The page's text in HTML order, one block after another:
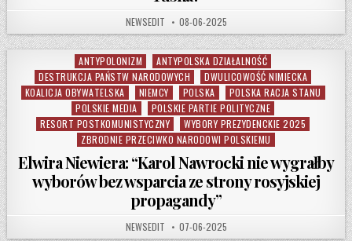
AUTHOR:
NEWSEDIT PUBLISHED DATE:
08-06-2025
Posted in
ANTYPOLONIZM
ANTYPOLSKA DZIAŁALNOŚĆ
DESTRUKCJA PAŃSTW NARODOWYCH
DWULICOWOŚĆ NIMIECKA
KOALICJA OBYWATELSKA
NIEMCY POLSKA
POLSKA RACJA STANU
POLSKIE MEDIA
POLSKIE PARTIE POLITYCZNE
RESORT POSTKOMUNISTYCZNY
WYBORY PREZYDENCKIE 2025
ZBRODNIE PRZECIWKO NARODOWI POLSKIEMU
Elwira Niewiera: “Karol Nawrocki nie wygrałby
wyborów bez wsparcia ze strony rosyjskiej
propagandy”
AUTHOR:
NEWSEDIT PUBLISHED DATE:
07-06-2025